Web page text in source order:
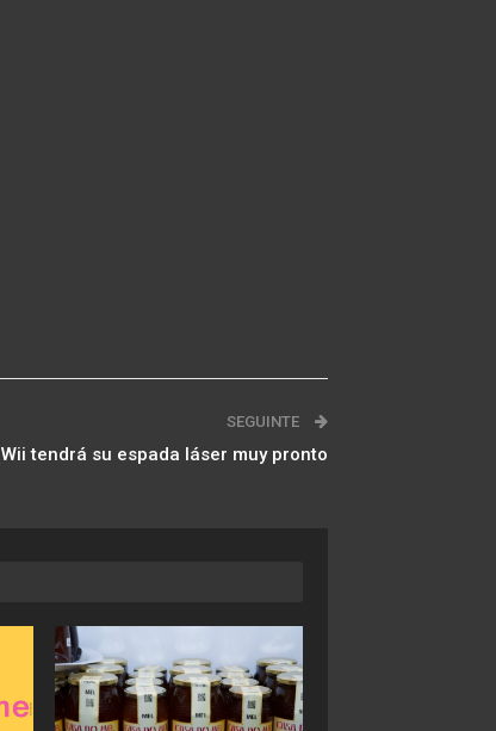
SEGUINTE
Wii tendrá su espada láser muy pronto